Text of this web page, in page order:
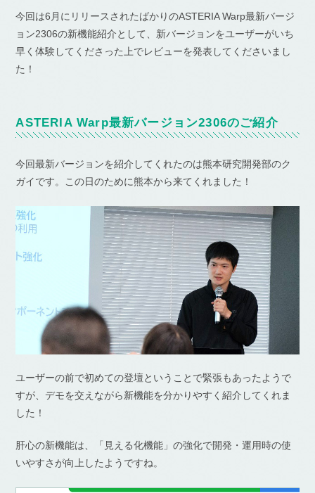
今回は6月にリリースされたばかりのASTERIA Warp最新バージ
ョン2306の新機能紹介として、新バージョンをユーザーがいち
早く体験してくださった上でレビューを発表してくださいまし
た！
ASTERIA Warp最新バージョン2306のご紹介
今回最新バージョンを紹介してくれたのは熊本研究開発部のク
ガイです。この日のために熊本から来てくれました！
ユーザーの前で初めての登壇ということで緊張もあったようで
すが、デモを交えながら新機能を分かりやすく紹介してくれま
した！
肝心の新機能は、「見える化機能」の強化で開発・運用時の使
いやすさが向上したようですね。